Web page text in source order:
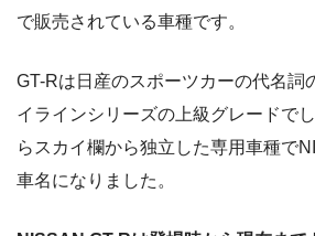
で販売されている車種です。
GT-Rは日産のスポーツカーの代名詞
イラインシリーズの上級グレードで
らスカイ欄から独立した専用車種で
車名になりました。